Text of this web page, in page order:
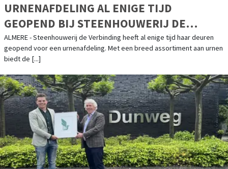
URNENAFDELING AL ENIGE TIJD
GEOPEND BIJ STEENHOUWERIJ DE
VERBINDING
ALMERE - Steenhouwerij de Verbinding heeft al enige tijd haar deuren
geopend voor een urnenafdeling. Met een breed assortiment aan urnen
biedt de [...]